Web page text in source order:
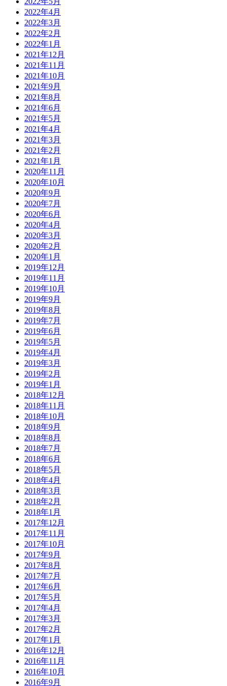
2022年4月
2022年3月
2022年2月
2022年1月
2021年12月
2021年11月
2021年10月
2021年9月
2021年8月
2021年6月
2021年5月
2021年4月
2021年3月
2021年2月
2021年1月
2020年11月
2020年10月
2020年9月
2020年7月
2020年6月
2020年4月
2020年3月
2020年2月
2020年1月
2019年12月
2019年11月
2019年10月
2019年9月
2019年8月
2019年7月
2019年6月
2019年5月
2019年4月
2019年3月
2019年2月
2019年1月
2018年12月
2018年11月
2018年10月
2018年9月
2018年8月
2018年7月
2018年6月
2018年5月
2018年4月
2018年3月
2018年2月
2018年1月
2017年12月
2017年11月
2017年10月
2017年9月
2017年8月
2017年7月
2017年6月
2017年5月
2017年4月
2017年3月
2017年2月
2017年1月
2016年12月
2016年11月
2016年10月
2016年9月